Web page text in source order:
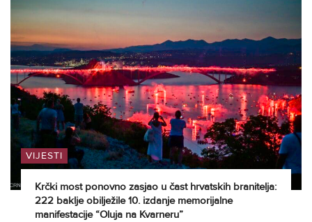
VIJESTI
Krčki most ponovno zasjao u čast hrvatskih branitelja:
222 baklje obilježile 10. izdanje memorijalne
manifestacije “Oluja na Kvarneru”